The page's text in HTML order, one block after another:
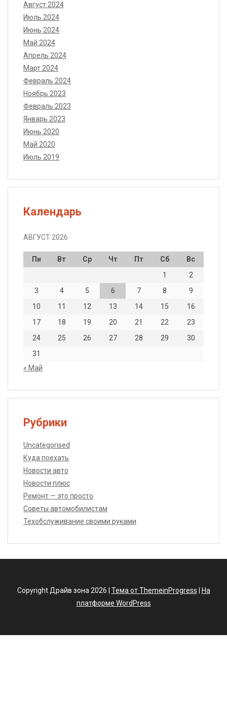
Август 2024
Июль 2024
Июнь 2024
Май 2024
Апрель 2024
Март 2024
Февраль 2024
Ноябрь 2023
Февраль 2023
Январь 2023
Июнь 2020
Май 2020
Июль 2019
Календарь
АВГУСТ 2026
Пн Вт Ср Чт Пт Сб
Вс
1
2
3
4 5 6 7 8
9
10
11 12 13 14 15
16
17
18 19 20 21 22
23
24
25 26 27 28 29
30
31
« Май
Рубрики
Uncategorised
Куда поехать
Новости авто
Новости плюс
Ремонт — это просто
Советы автомобилистам
Техобслуживание своими руками
Copyright Драйв зона 2026 | Тема от ThemeinProgress
На
платформе WordPress